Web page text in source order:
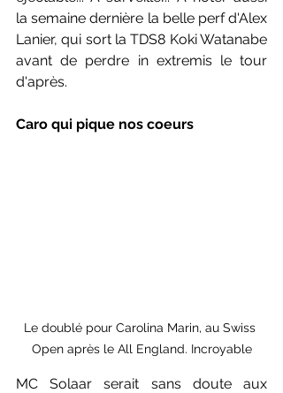
la semaine dernière la belle perf d'Alex
Lanier, qui sort la TDS8 Koki Watanabe
avant de perdre in extremis le tour
d'après.
Caro qui pique nos coeurs
Le doublé pour Carolina Marin, au Swiss
Open après le All England. Incroyable
MC Solaar serait sans doute aux